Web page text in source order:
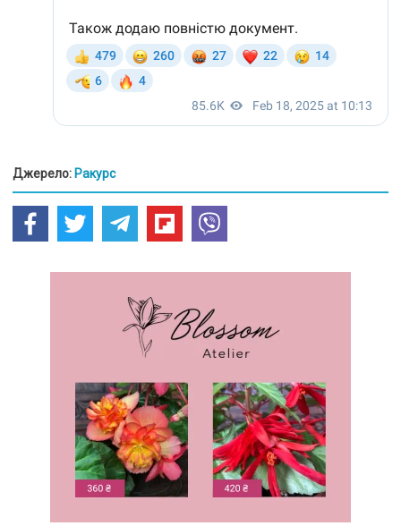
Джерело: Ракурс